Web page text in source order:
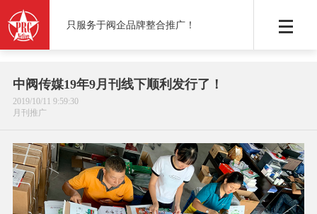
只服务于阀企品牌整合推广！
中阀传媒19年9月刊线下顺利发行了！
2019/10/11 9:59:30
月刊推广